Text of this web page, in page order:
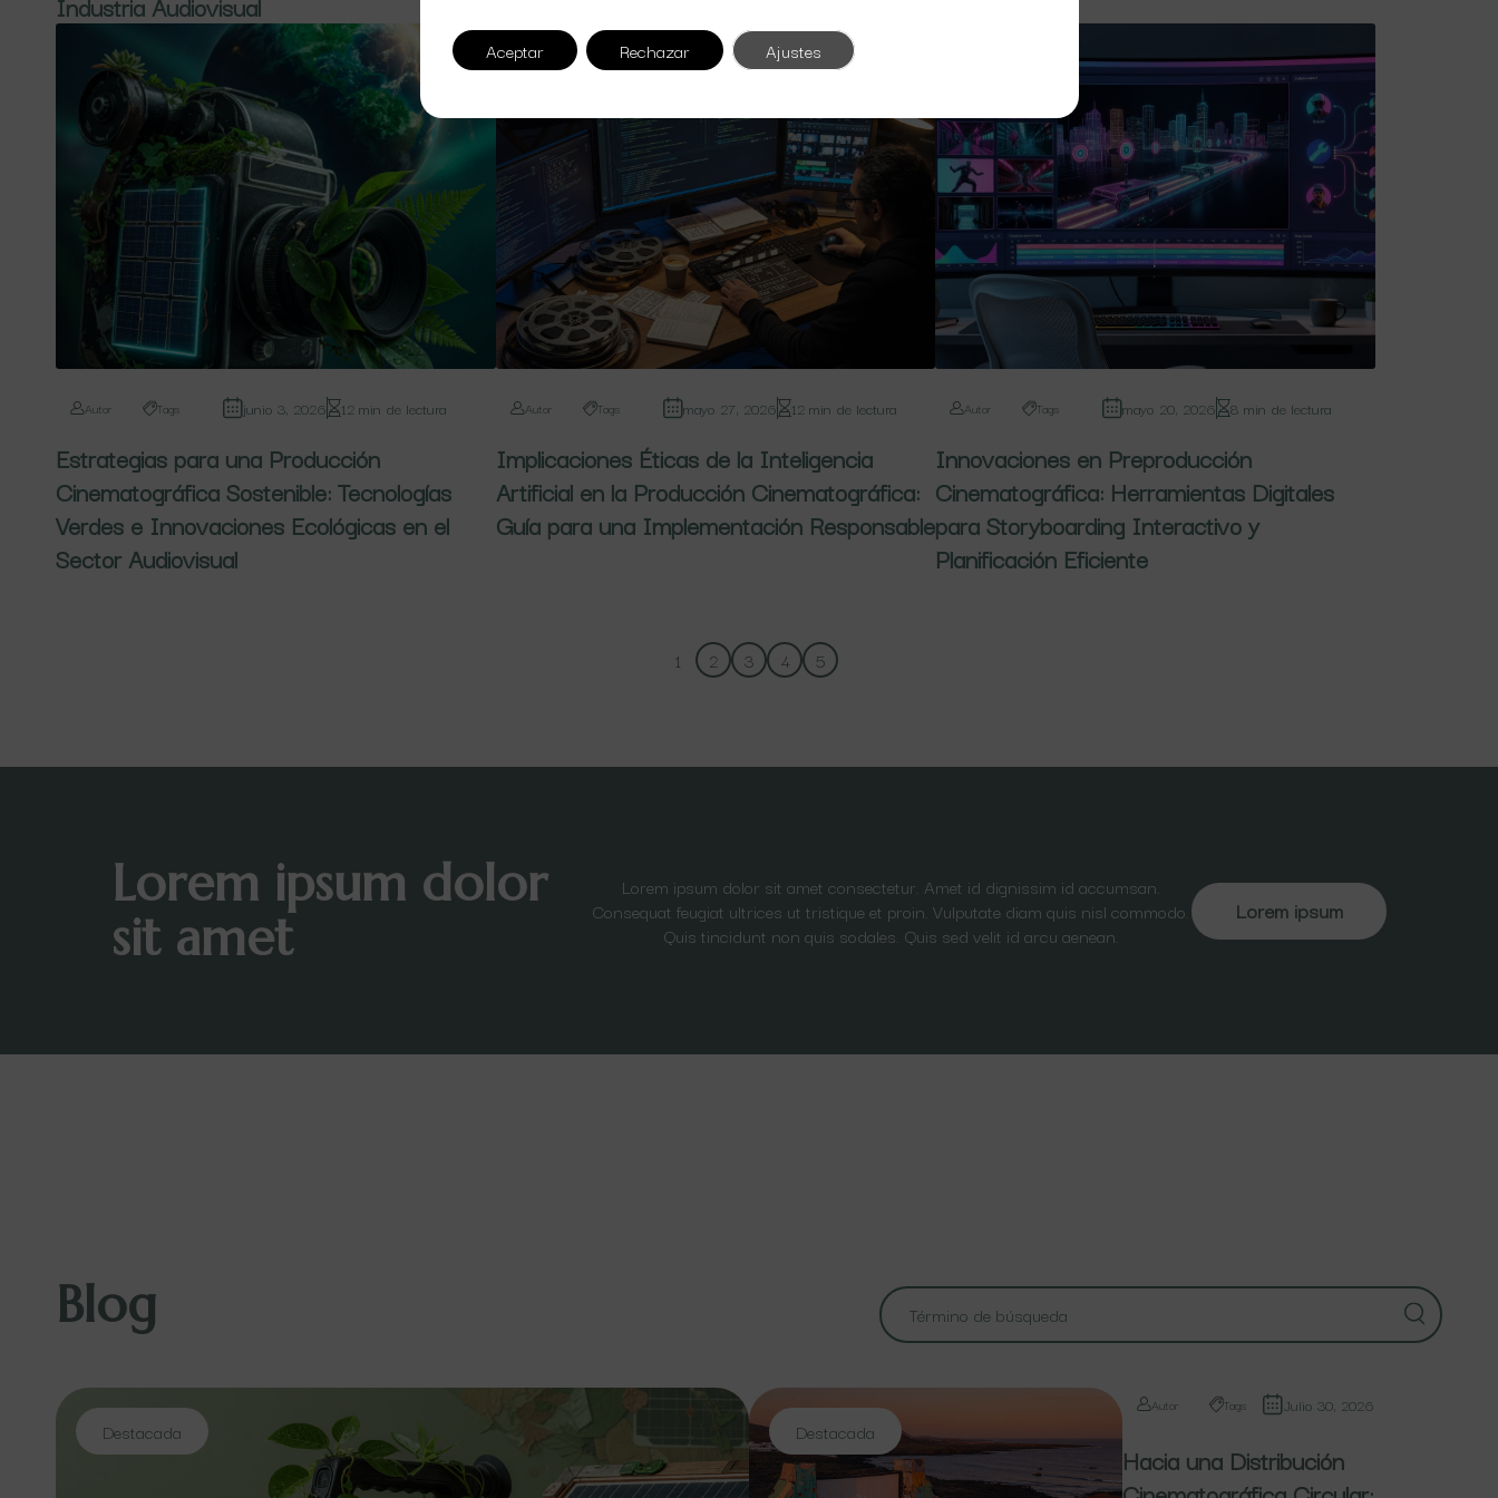
Autor Tags junio 3, 2026 12 min de lectura
Estrategias para una Producción
Cinematográfica Sostenible: Tecnologías
Verdes e Innovaciones Ecológicas en el
Sector Audiovisual
Autor Tags mayo 27, 2026 12 min de lectura
Implicaciones Éticas de la Inteligencia
Artificial en la Producción Cinematográfica:
Guía para una Implementación Responsable
Autor Tags mayo 20, 2026 8 min de lectura
Innovaciones en Preproducción
Cinematográfica: Herramientas Digitales
para Storyboarding Interactivo y
Planificación Eficiente
1 2 3 4 5
Lorem ipsum dolor
sit amet
Lorem ipsum dolor sit amet consectetur. Amet id dignissim id accumsan.
Consequat feugiat ultrices ut tristique et proin. Vulputate diam quis nisl commodo.
Quis tincidunt non quis sodales. Quis sed velit id arcu aenean.
Lorem ipsum
Blog
Destacada Destacada
Autor Tags Julio 30, 2026
Hacia una Distribución
Aceptar Rechazar Ajustes